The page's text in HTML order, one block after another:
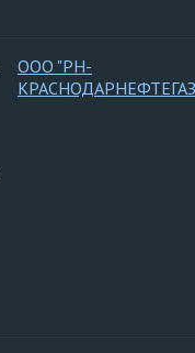
ООО "РН-